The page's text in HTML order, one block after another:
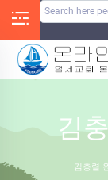
김
김충렬